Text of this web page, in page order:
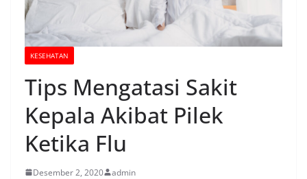
KESEHATAN
Tips Mengatasi Sakit
Kepala Akibat Pilek
Ketika Flu
Desember 2, 2020 admin